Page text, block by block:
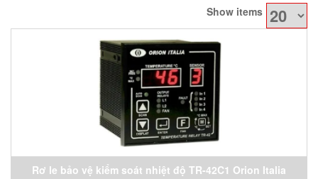
Show items
Rơ le bảo vệ kiểm soát nhiệt độ TR-42C1 Orion Italia